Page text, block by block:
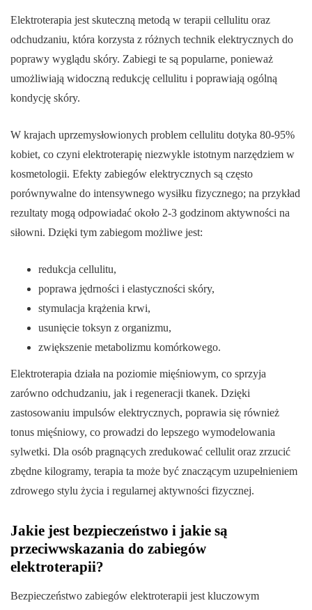
Elektroterapia jest skuteczną metodą w terapii cellulitu oraz
odchudzaniu, która korzysta z różnych technik elektrycznych do
poprawy wyglądu skóry. Zabiegi te są popularne, ponieważ
umożliwiają widoczną redukcję cellulitu i poprawiają ogólną
kondycję skóry.
W krajach uprzemysłowionych problem cellulitu dotyka 80-95%
kobiet, co czyni elektroterapię niezwykle istotnym narzędziem w
kosmetologii. Efekty zabiegów elektrycznych są często
porównywalne do intensywnego wysiłku fizycznego; na przykład
rezultaty mogą odpowiadać około 2-3 godzinom aktywności na
siłowni. Dzięki tym zabiegom możliwe jest:
redukcja cellulitu,
poprawa jędrności i elastyczności skóry,
stymulacja krążenia krwi,
usunięcie toksyn z organizmu,
zwiększenie metabolizmu komórkowego.
Elektroterapia działa na poziomie mięśniowym, co sprzyja
zarówno odchudzaniu, jak i regeneracji tkanek. Dzięki
zastosowaniu impulsów elektrycznych, poprawia się również
tonus mięśniowy, co prowadzi do lepszego wymodelowania
sylwetki. Dla osób pragnących zredukować cellulit oraz zrzucić
zbędne kilogramy, terapia ta może być znaczącym uzupełnieniem
zdrowego stylu życia i regularnej aktywności fizycznej.
Jakie jest bezpieczeństwo i jakie są
przeciwwskazania do zabiegów
elektroterapii?
Bezpieczeństwo zabiegów elektroterapii jest kluczowym